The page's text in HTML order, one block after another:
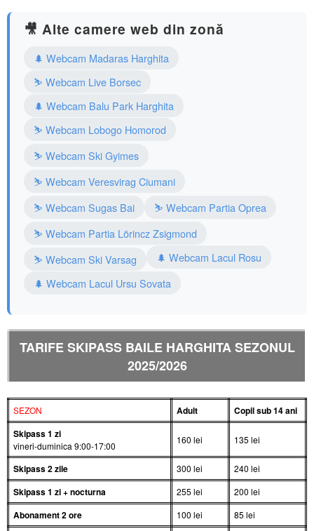
🎥 Alte camere web din zonă
🌲 Webcam Madaras Harghita
⛷️ Webcam Live Borsec
🌲 Webcam Balu Park Harghita
⛷️ Webcam Lobogo Homorod
⛷️ Webcam Ski Gyimes
⛷️ Webcam Veresvirag Ciumani
⛷️ Webcam Sugas Bai
⛷️ Webcam Partia Oprea
⛷️ Webcam Partia Lörincz Zsigmond
⛷️ Webcam Ski Varsag
🌲 Webcam Lacul Rosu
🌲 Webcam Lacul Ursu Sovata
TARIFE SKIPASS BAILE HARGHITA SEZONUL
2025/2026
SEZON Adult
Copil sub 14 ani
Skipass 1 zi
vineri-duminica 9:00-17:00
160 lei 135 lei
Skipass 2 zile 300 lei 240 lei
Skipass 1 zi + nocturna 255 lei 200 lei
Abonament 2 ore 100 lei 85 lei